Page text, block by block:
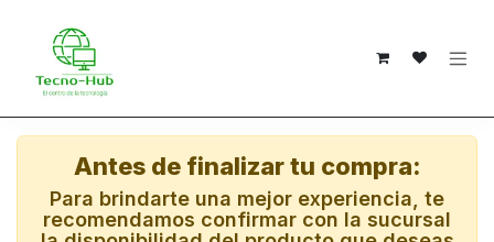
Antes de finalizar tu compra:
Para brindarte una mejor experiencia, te
recomendamos confirmar con la sucursal